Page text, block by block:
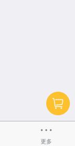
更多